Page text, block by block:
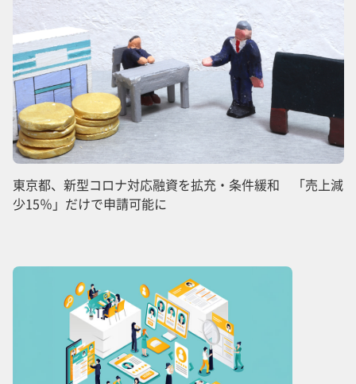
東京都、新型コロナ対応融資を拡充・条件緩和 「売上減
少15％」だけで申請可能に